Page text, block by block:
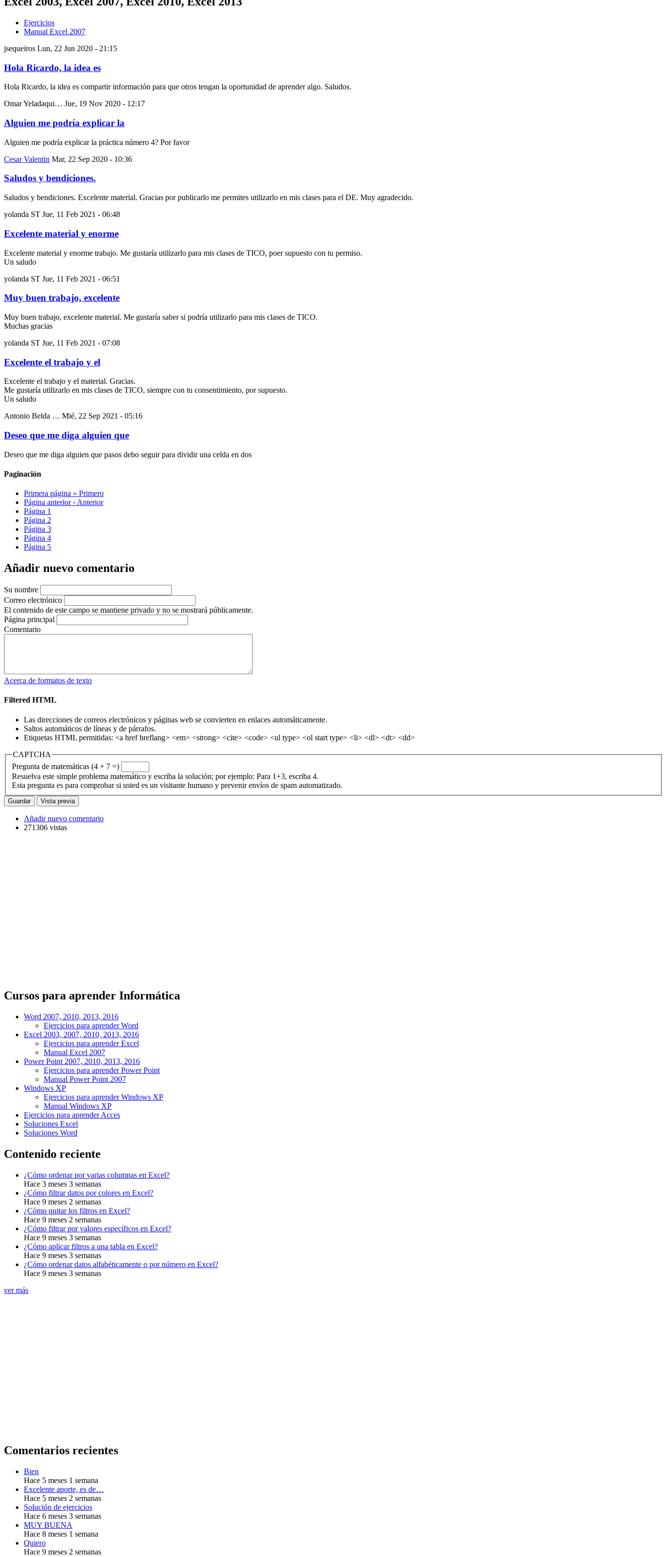
Ejercicios
Manual Excel 2007
jsequeiros Lun, 22 Jun 2020 - 21:15
Hola Ricardo, la idea es
Hola Ricardo, la idea es compartir información para que otros tengan la oportunidad de aprender algo. Saludos.
Omar Yeladaqui… Jue, 19 Nov 2020 - 12:17
Alguien me podría explicar la
Alguien me podría explicar la práctica número 4? Por favor
Cesar Valentin Mar, 22 Sep 2020 - 10:36
Saludos y bendiciones.
Saludos y bendiciones. Excelente material. Gracias por publicarlo me permites utilizarlo en mis clases para el DE. Muy agradecido.
yolanda ST Jue, 11 Feb 2021 - 06:48
Excelente material y enorme
Excelente material y enorme trabajo. Me gustaría utilizarlo para mis clases de TICO, poer supuesto con tu permiso.
Un saludo
yolanda ST Jue, 11 Feb 2021 - 06:51
Muy buen trabajo, excelente
Muy buen trabajo, excelente material. Me gustaría saber si podría utilizarlo para mis clases de TICO.
Muchas gracias
yolanda ST Jue, 11 Feb 2021 - 07:08
Excelente el trabajo y el
Excelente el trabajo y el material. Gracias.
Me gustaría utilizarlo en mis clases de TICO, siempre con tu consentimiento, por supuesto.
Un saludo
Antonio Belda … Mié, 22 Sep 2021 - 05:16
Deseo que me diga alguien que
Deseo que me diga alguien que pasos debo seguir para dividir una celda en dos
Paginación
Primera página « Primero
Página anterior ‹ Anterior
Página 1
Página 2
Página 3
Página 4
Página 5
Añadir nuevo comentario
Su nombre
Correo electrónico
El contenido de este campo se mantiene privado y no se mostrará públicamente.
Página principal
Comentario
Acerca de formatos de texto
Filtered HTML
Las direcciones de correos electrónicos y páginas web se convierten en enlaces automáticamente.
Saltos automáticos de líneas y de párrafos.
Etiquetas HTML permitidas: <a href hreflang> <em> <strong> <cite> <code> <ul type> <ol start type> <li> <dl> <dt> <dd>
CAPTCHA
Pregunta de matemáticas (4 + 7 =)
Resuelva este simple problema matemático y escriba la solución; por ejemplo: Para 1+3, escriba 4.
Esta pregunta es para comprobar si usted es un visitante humano y prevenir envíos de spam automatizado.
Añadir nuevo comentario
271306 vistas
Cursos para aprender Informática
Word 2007, 2010, 2013, 2016
Ejercicios para aprender Word
Excel 2003, 2007, 2010, 2013, 2016
Ejercicios para aprender Excel
Manual Excel 2007
Power Point 2007, 2010, 2013, 2016
Ejercicios para aprender Power Point
Manual Power Point 2007
Windows XP
Ejercicios para aprender Windows XP
Manual Windows XP
Ejercicios para aprender Acces
Soluciones Excel
Soluciones Word
Contenido reciente
¿Cómo ordenar por varias columnas en Excel?
Hace 3 meses 3 semanas
¿Cómo filtrar datos por colores en Excel?
Hace 9 meses 2 semanas
¿Cómo quitar los filtros en Excel?
Hace 9 meses 2 semanas
¿Cómo filtrar por valores específicos en Excel?
Hace 9 meses 3 semanas
¿Cómo aplicar filtros a una tabla en Excel?
Hace 9 meses 3 semanas
¿Cómo ordenar datos alfabéticamente o por número en Excel?
Hace 9 meses 3 semanas
ver más
Comentarios recientes
Bien
Hace 5 meses 1 semana
Excelente aporte, es de…
Hace 5 meses 2 semanas
Solución de ejercicios
Hace 6 meses 3 semanas
MUY BUENA
Hace 8 meses 1 semana
Quiero
Hace 9 meses 2 semanas